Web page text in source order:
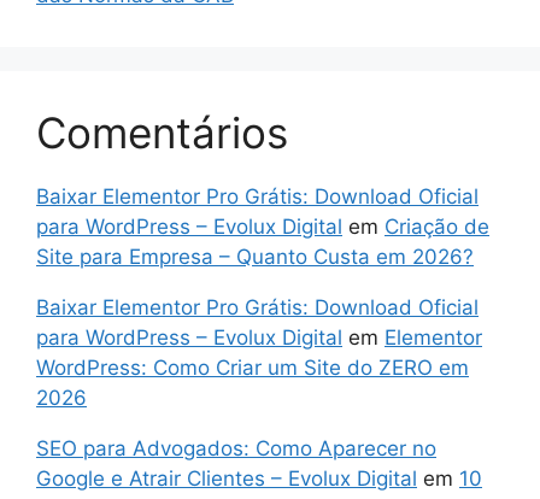
Comentários
Baixar Elementor Pro Grátis: Download Oficial
para WordPress – Evolux Digital em Criação de
Site para Empresa – Quanto Custa em 2026?
Baixar Elementor Pro Grátis: Download Oficial
para WordPress – Evolux Digital em Elementor
WordPress: Como Criar um Site do ZERO em
2026
SEO para Advogados: Como Aparecer no
Google e Atrair Clientes – Evolux Digital em 10